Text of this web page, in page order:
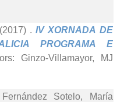
.IV XORNADA DE
PROGRAMA E
Ginzo-Villamayor, MJ
Sotelo, María